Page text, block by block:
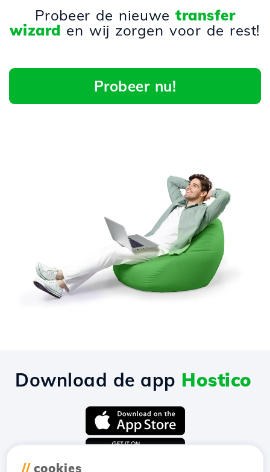
Probeer de nieuwetransfer
wizard en wij zorgen voor de rest!
Probeer nu!
// cookies
Download de app Hostico